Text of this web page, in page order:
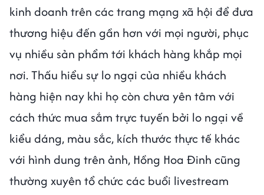
kinh doanh trên các trang mạng xã hội để đưa
thương hiệu đến gần hơn với mọi người, phục
vụ nhiều sản phẩm tới khách hàng khắp mọi
nơi. Thấu hiểu sự lo ngại của nhiều khách
hàng hiện nay khi họ còn chưa yên tâm với
cách thức mua sắm trực tuyến bởi lo ngại về
kiểu dáng, màu sắc, kích thước thực tế khác
với hình dung trên ảnh, Hồng Hoa Đinh cũng
thường xuyên tổ chức các buổi livestream